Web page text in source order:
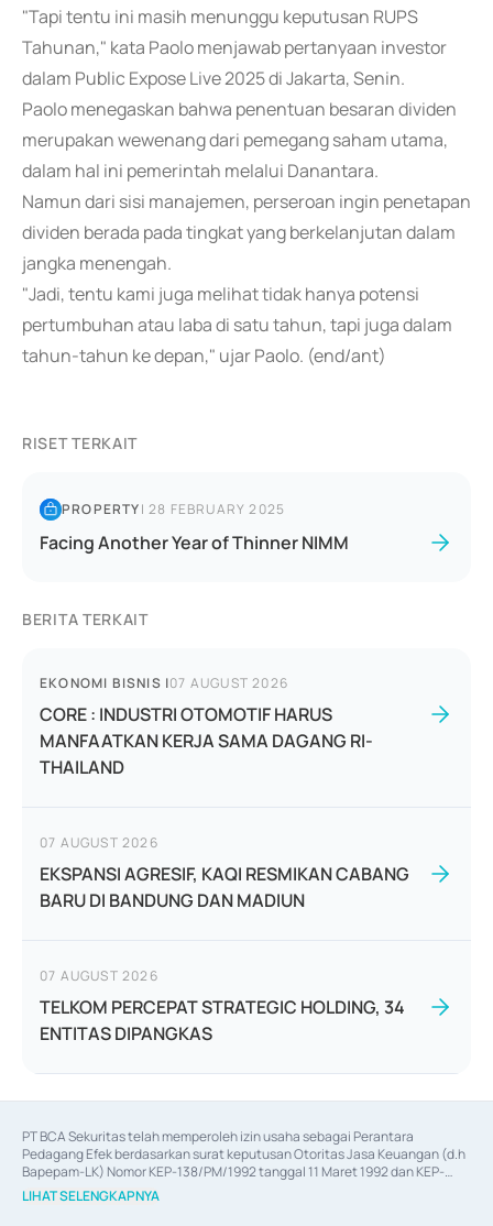
"Tapi tentu ini masih menunggu keputusan RUPS
Tahunan," kata Paolo menjawab pertanyaan investor
dalam Public Expose Live 2025 di Jakarta, Senin.
Paolo menegaskan bahwa penentuan besaran dividen
merupakan wewenang dari pemegang saham utama,
dalam hal ini pemerintah melalui Danantara.
Namun dari sisi manajemen, perseroan ingin penetapan
dividen berada pada tingkat yang berkelanjutan dalam
jangka menengah.
"Jadi, tentu kami juga melihat tidak hanya potensi
pertumbuhan atau laba di satu tahun, tapi juga dalam
tahun-tahun ke depan," ujar Paolo. (end/ant)
RISET TERKAIT
PROPERTY|28 FEBRUARY 2025
Facing Another Year of Thinner NIMM
BERITA TERKAIT
EKONOMI BISNIS |07 AUGUST 2026
CORE : INDUSTRI OTOMOTIF HARUS
MANFAATKAN KERJA SAMA DAGANG RI-
THAILAND
07 AUGUST 2026
EKSPANSI AGRESIF, KAQI RESMIKAN CABANG
BARU DI BANDUNG DAN MADIUN
07 AUGUST 2026
TELKOM PERCEPAT STRATEGIC HOLDING, 34
ENTITAS DIPANGKAS
PT BCA Sekuritas telah memperoleh izin usaha sebagai Perantara
Pedagang Efek berdasarkan surat keputusan Otoritas Jasa Keuangan (d.h
Bapepam-LK) Nomor KEP-138/PM/1992 tanggal 11 Maret 1992 dan KEP-
06/D.04/2014 tanggal 28 Februari 2014, izin usaha sebagai Penjamin Emisi
Efek berdasarkan surat keputusan Otoritas Jasa Keuangan Nomor KEP-
LIHAT SELENGKAPNYA